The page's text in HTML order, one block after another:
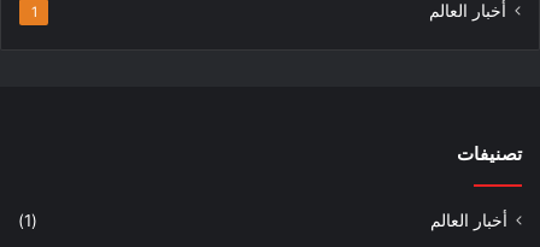
أخبار العالم 1
تصنيفات
أخبار العالم
(1)